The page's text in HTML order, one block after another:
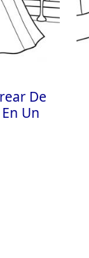
De
Un